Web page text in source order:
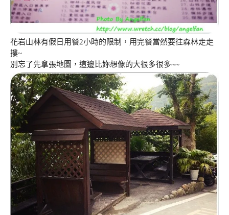
花岩山林有假日用餐2小時的限制，用完餐當然要往森林走走
摟~
別忘了先拿張地圖，這邊比妳想像的大很多很多~~